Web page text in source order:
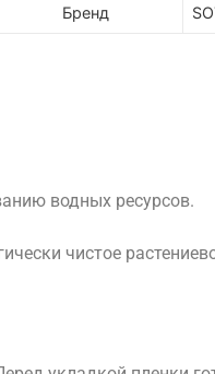
Бренд
водных ресурсов.
чистое